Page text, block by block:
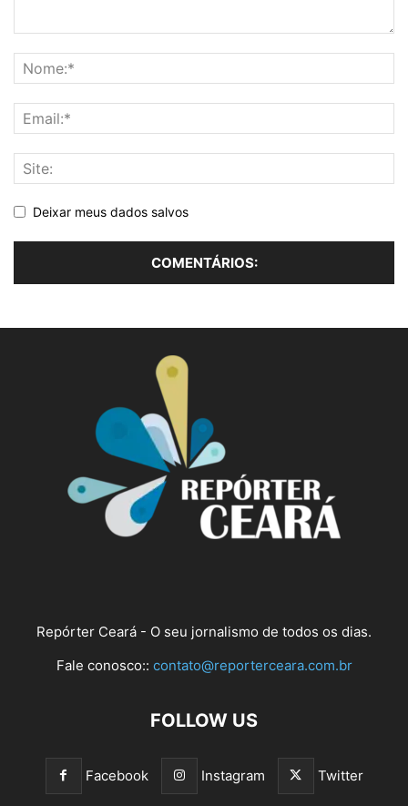
Deixar meus dados salvos
Repórter Ceará - O seu jornalismo de todos os dias.
Fale conosco:: contato@reporterceara.com.br
FOLLOW US
Facebook Instagram Twitter